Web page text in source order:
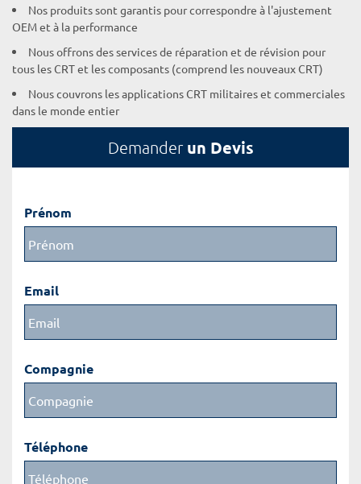
Nos produits sont garantis pour correspondre à l'ajustement
OEM et à la performance
Nous offrons des services de réparation et de révision pour
tous les CRT et les composants (comprend les nouveaux CRT)
Nous couvrons les applications CRT militaires et commerciales
dans le monde entier
Demander un Devis
Prénom
Email
Compagnie
Téléphone